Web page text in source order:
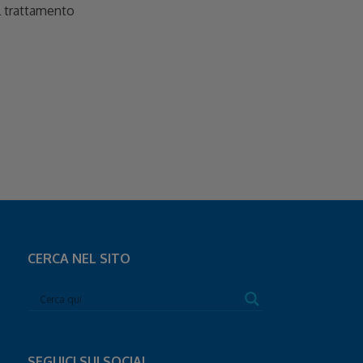
trattamento
CERCA NEL SITO